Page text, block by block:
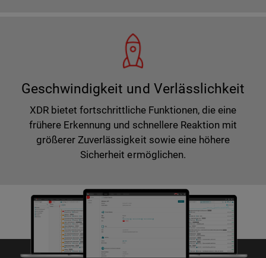
Geschwindigkeit und Verlässlichkeit
XDR bietet fortschrittliche Funktionen, die eine
frühere Erkennung und schnellere Reaktion mit
größerer Zuverlässigkeit sowie eine höhere
Sicherheit ermöglichen.